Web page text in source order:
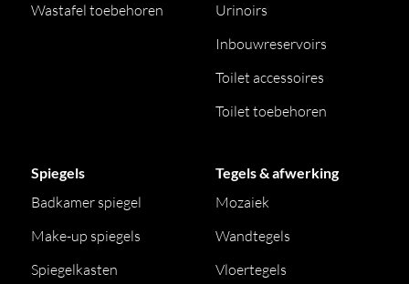
Wastafel toebehoren
Urinoirs
Inbouwreservoirs
Toilet accessoires
Toilet toebehoren
Spiegels
Badkamer spiegel
Make-up spiegels
Spiegelkasten
Tegels & afwerking
Mozaiek
Wandtegels
Vloertegels